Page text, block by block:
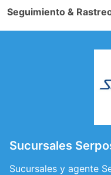
Seguimiento &
Sucursales
Sucursales y agente